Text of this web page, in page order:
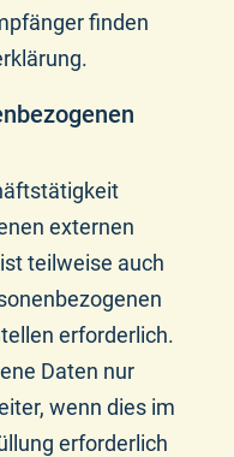
finden
externen
teilweise auch
erforderlich.
Daten nur
wenn dies im
erforderlich